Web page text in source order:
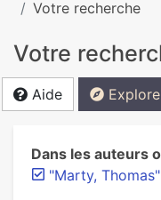
Votre recherche
Votre
Aide
Dans les auteurs
"Marty, Thomas"